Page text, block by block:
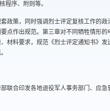
程序、附则等。
政策，同时强调烈士评定复核工作的政
点作出规范。第三章对不同牺牲情形的
材料要求，规范《烈士评定通知书》发
联合印发各地退役军人事务部门、应